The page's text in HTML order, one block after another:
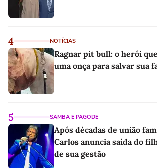
4 NOTÍCIAS
Ragnar pit bull: o herói
uma onça para salvar sua
5 SAMBA E PAGODE
Após décadas de união
Carlos anuncia saída do
de sua gestão